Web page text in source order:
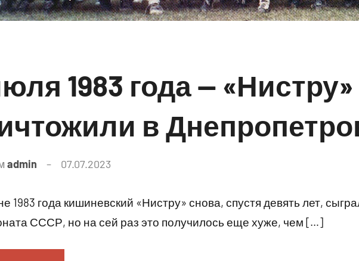
1983 года — «Нистру»
в
admin 07.07.2023
1983 года кишиневский «Нистру» снова, спустя девять лет,
СССР, но на сей раз это получилось еще хуже, чем […]